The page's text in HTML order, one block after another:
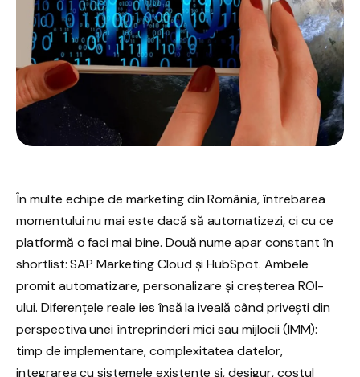
În multe echipe de marketing din România, întrebarea
momentului nu mai este dacă să automatizezi, ci cu ce
platformă o faci mai bine. Două nume apar constant în
shortlist: SAP Marketing Cloud și HubSpot. Ambele
promit automatizare, personalizare și creșterea ROI-
ului. Diferențele reale ies însă la iveală când privești din
perspectiva unei întreprinderi mici sau mijlocii (IMM):
timp de implementare, complexitatea datelor,
integrarea cu sistemele existente și, desigur, costul